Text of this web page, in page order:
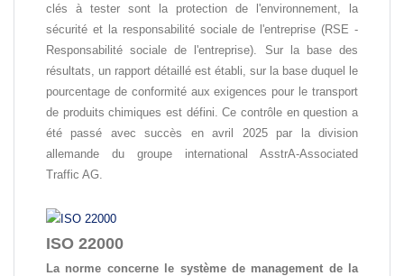
clés à tester sont la protection de l'environnement, la
sécurité et la responsabilité sociale de l'entreprise (RSE -
Responsabilité sociale de l'entreprise). Sur la base des
résultats, un rapport détaillé est établi, sur la base duquel le
pourcentage de conformité aux exigences pour le transport
de produits chimiques est défini. Ce contrôle en question a
été passé avec succès en avril 2025 par la division
allemande du groupe international AsstrA-Associated
Traffic AG.
ISO 22000
La norme concerne le système de management de la